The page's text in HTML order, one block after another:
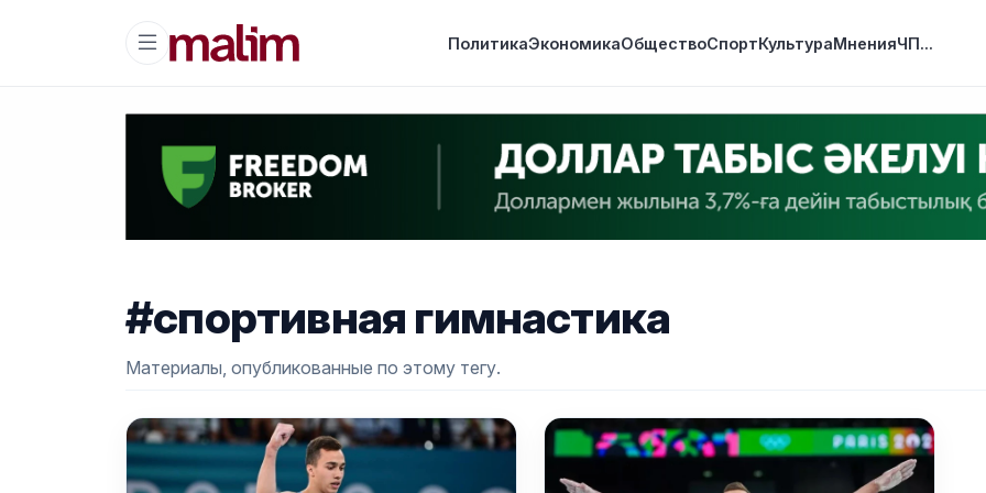
ПолитикаЭкономикаОбществоСпортКультураМненияЧП...
#спортивная гимнастика
Материалы, опубликованные по этому тегу.